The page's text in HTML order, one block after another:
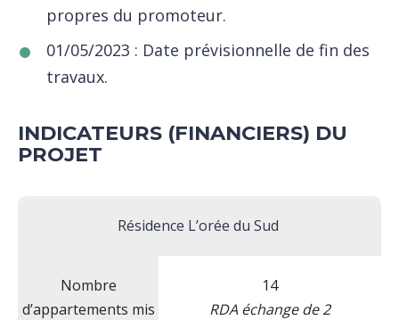
propres du promoteur.
01/05/2023 : Date prévisionnelle de fin des
travaux.
INDICATEURS (FINANCIERS) DU
PROJET
Résidence L’orée du Sud
Nombre
d’appartements mis
14
RDA échange de 2